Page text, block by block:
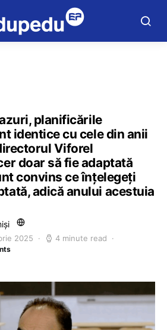
planificările
identice cu cele din anii
Viforel
doar să fie adaptată
convins ce înțelegeți
adică anului acestuia
2025 4 minute read